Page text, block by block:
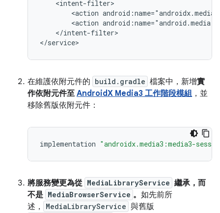
<action
<action
</intent-filter>
在維護依附元件的 build.gradle 檔案中，新增實
作依附元件至 AndroidX Media3 工作階段模組，並
移除舊版依附元件：
implementation "androidx.media3:media3-
將服務變更為從 MediaLibraryService 繼承，而
不是 MediaBrowserService 。 如先前所
述，
MediaLibraryService 與舊版